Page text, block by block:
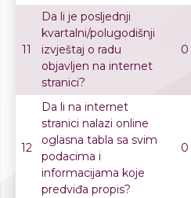
11
Da li je posljednji
kvartalni/polugodišnji
izvještaj o radu
objavljen na internet
stranici?
0
12
Da li na internet
stranici nalazi online
oglasna tabla sa svim
podacima i
informacijama koje
predviđa propis?
0